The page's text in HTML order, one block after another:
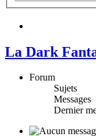
La Dark
Forum
Sujets
Messages
Dernier